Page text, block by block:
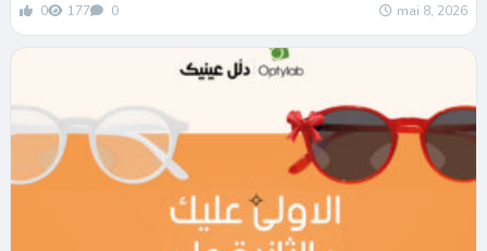
0 177 0 mai 8, 2026